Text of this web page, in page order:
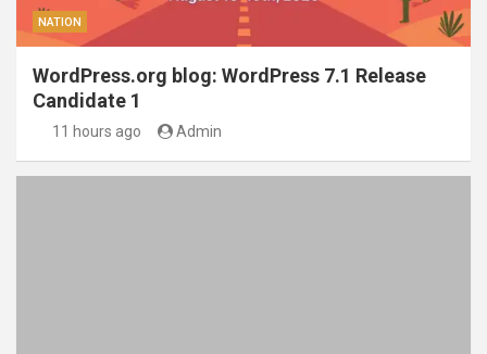
NATION
WordPress.org blog: WordPress 7.1 Release
Candidate 1
11 hours ago Admin